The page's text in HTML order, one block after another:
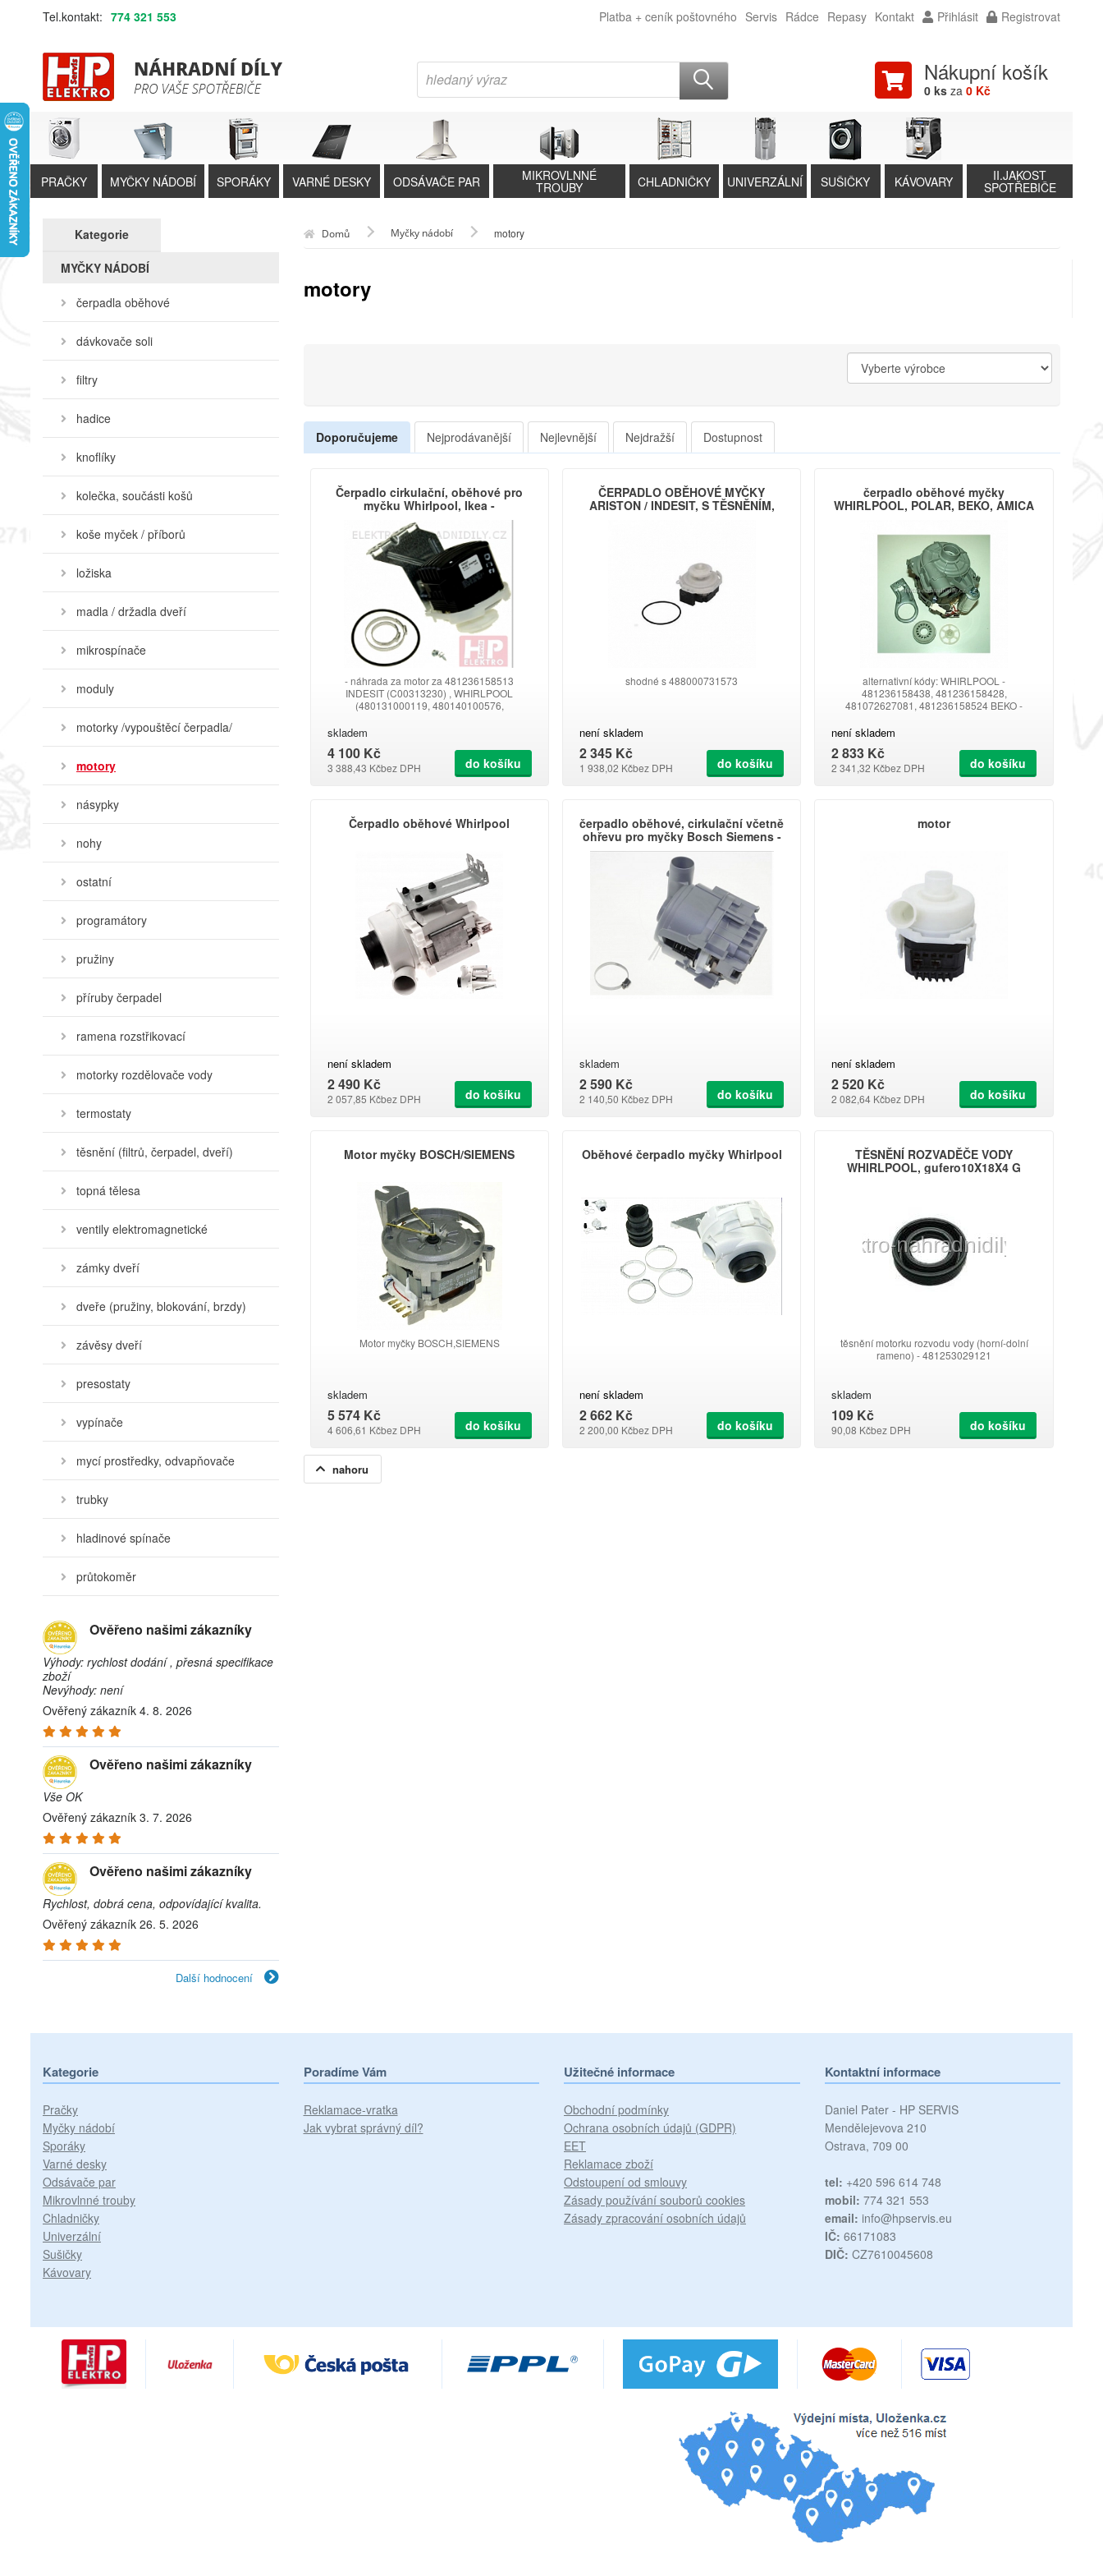
Tel.kontakt: 774 321 553 Platba + ceník poštovného Servis Rádce Repasy Kontakt Přihlásit Registrovat
Nákupní košík
0 ks za 0 Kč
PRAČKY MYČKY NÁDOBÍ SPORÁKY VARNÉ DESKY ODSÁVAČE PAR MIKROVLNNÉ
TROUBY CHLADNIČKY UNIVERZÁLNÍ SUŠIČKY KÁVOVARY II.JAKOST
SPOTŘEBIČE
Kategorie
MYČKY NÁDOBÍ
čerpadla oběhové
dávkovače soli
filtry
hadice
knoflíky
kolečka, součásti košů
koše myček / příborů
ložiska
madla / držadla dveří
mikrospínače
moduly
motorky /vypouštěcí čerpadla/
motory
násypky
nohy
ostatní
programátory
pružiny
příruby čerpadel
ramena rozstřikovací
motorky rozdělovače vody
termostaty
těsnění (filtrů, čerpadel, dveří)
topná tělesa
ventily elektromagnetické
zámky dveří
dveře (pružiny, blokování, brzdy)
závěsy dveří
presostaty
vypínače
mycí prostředky, odvapňovače
trubky
hladinové spínače
průtokoměr
Ověřeno našimi zákazníky
Výhody: rychlost dodání , přesná specifikace
zboží
Nevýhody: není
Ověřený zákazník 4. 8. 2026
Ověřeno našimi zákazníky
Vše OK
Ověřený zákazník 3. 7. 2026
Ověřeno našimi zákazníky
Rychlost, dobrá cena, odpovídající kvalita.
Ověřený zákazník 26. 5. 2026
Další hodnocení
Domů Myčky nádobí motory
motory
Doporučujeme Nejprodávanější Nejlevnější Nejdražší Dostupnost
Čerpadlo cirkulační, oběhové pro
myčku Whirlpool, Ikea -
480140102394, 105 W
- náhrada za motor za 481236158513
INDESIT (C00313230) , WHIRLPOOL
(480131000119, 480140100576,
481072621941, 481072626991)
skladem
4 100 Kč
3 388,43 Kčbez DPH do košíku
ČERPADLO OBĚHOVÉ MYČKY
ARISTON / INDESIT, S TĚSNĚNÍM,
shodné s 488000731573
není skladem
2 345 Kč
1 938,02 Kčbez DPH do košíku
čerpadlo oběhové myčky
WHIRLPOOL, POLAR, BEKO, AMICA
alternativní kódy: WHIRLPOOL -
481236158438, 481236158428,
481072627081, 481236158524 BEKO -
1758401000, FAGOR/BRANDT - 32X2567
není skladem
2 833 Kč
2 341,32 Kčbez DPH do košíku
Čerpadlo oběhové Whirlpool
není skladem
2 490 Kč
2 057,85 Kčbez DPH do košíku
čerpadlo oběhové, cirkulační včetně
ohřevu pro myčky Bosch Siemens -
12014980
skladem
2 590 Kč
2 140,50 Kčbez DPH do košíku
motor
není skladem
2 520 Kč
2 082,64 Kčbez DPH do košíku
Motor myčky BOSCH/SIEMENS
Motor myčky BOSCH,SIEMENS
skladem
5 574 Kč
4 606,61 Kčbez DPH do košíku
Oběhové čerpadlo myčky Whirlpool
není skladem
2 662 Kč
2 200,00 Kčbez DPH do košíku
TĚSNĚNÍ ROZVADĚČE VODY
WHIRLPOOL, gufero10X18X4 G
těsnění motorku rozvodu vody (horní-dolní
rameno) - 481253029121
skladem
109 Kč
90,08 Kčbez DPH do košíku
nahoru
Kategorie
Pračky
Myčky nádobí
Sporáky
Varné desky
Odsávače par
Mikrovlnné trouby
Chladničky
Univerzální
Sušičky
Kávovary
Poradíme Vám
Reklamace-vratka
Jak vybrat správný díl?
Užitečné informace
Obchodní podmínky
Ochrana osobních údajů (GDPR)
EET
Reklamace zboží
Odstoupení od smlouvy
Zásady používání souborů cookies
Zásady zpracování osobních údajů
Kontaktní informace
Daniel Pater - HP SERVIS
Mendělejevova 210
Ostrava, 709 00
tel: +420 596 614 748
mobil: 774 321 553
email: info@hpservis.eu
IČ: 66171083
DIČ: CZ7610045608